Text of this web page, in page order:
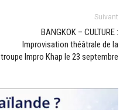
Suivant
BANGKOK – CULTURE :
Improvisation théâtrale de la
troupe Impro Khap le 23 septembre